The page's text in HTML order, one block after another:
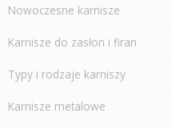
Nowoczesne karnisze
Karnisze do zasłon i firan
Typy i rodzaje karniszy
Karnisze metalowe